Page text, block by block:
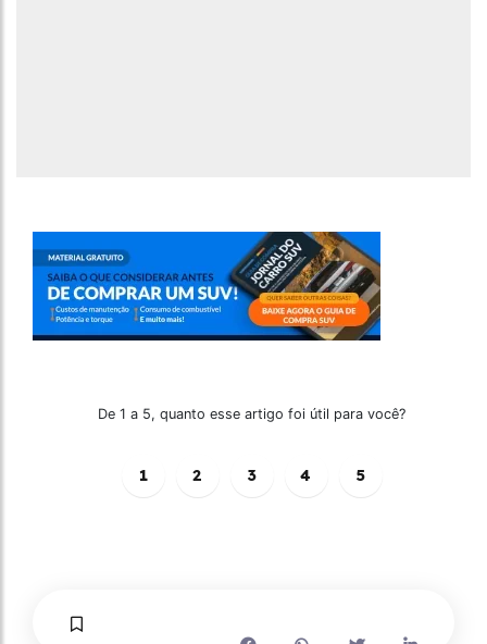
De 1 a 5, quanto esse artigo foi útil para você?
1 2 3 4 5